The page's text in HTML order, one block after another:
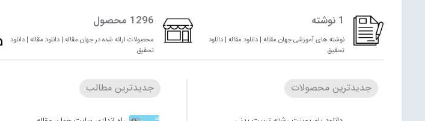
1 نوشته
نوشته های آموزشی جهان مقاله | دانلود مقاله | دانلود
تحقیق
1296 محصول
محصولات ارائه شده در جهان مقاله | دانلود مقاله | دانلود
تحقیق
جدیدترین محصولات جدیدترین مطالب